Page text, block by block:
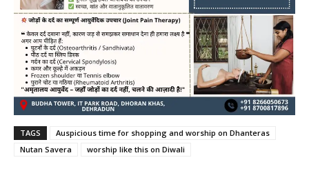
TAGS
Auspicious time for shopping and worship on Dhanteras
Nutan Savera
worship like this on Diwali